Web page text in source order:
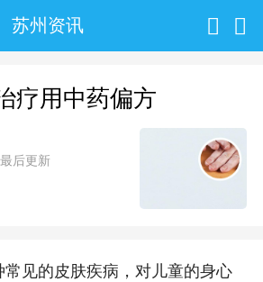
苏州资讯
疗用中药偏方
后更新
常见的皮肤疾病，对儿童的身心